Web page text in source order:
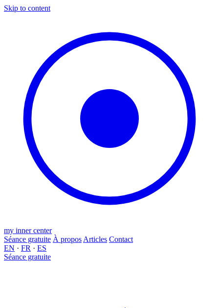
Skip to content
my inner center
Séance gratuite À propos Articles Contact
EN · FR · ES
Séance gratuite